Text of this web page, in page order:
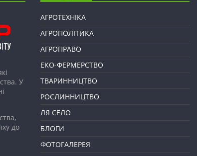
У
до
АГРОТЕХНІКА
АГРОПОЛІТИКА
АГРОПРАВО
ЕКО-ФЕРМЕРСТВО
ТВАРИННИЦТВО
РОСЛИННИЦТВО
ЛЯ СЕЛО
БЛОГИ
ФОТОГАЛЕРЕЯ